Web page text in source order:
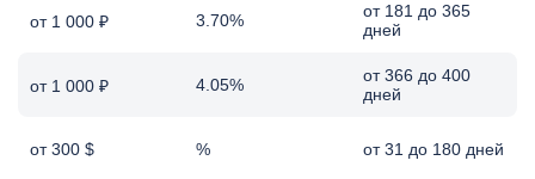
выданному к
Российской Федерации,
государственной награде
Российской Федерации,
от 1 000 ₽ 3.70%
от 181 до 365
дней
от 1 000 ₽ 4.05%
от 366 до 400
дней
от 300 $ % от 31 до 180 дней